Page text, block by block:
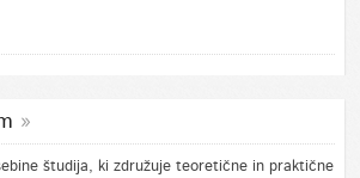
študija, ki združuje teoretične in praktične